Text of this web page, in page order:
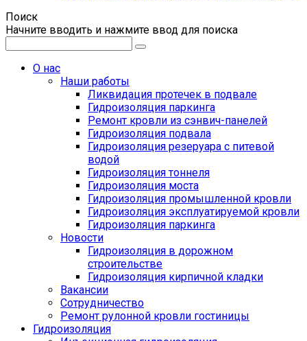
Поиск
Начните вводить и нажмите ввод для поиска
О нас
Наши работы
Ликвидация протечек в подвале
Гидроизоляция паркинга
Ремонт кровли из сэнвич-панелей
Гидроизоляция подвала
Гидроизоляция резеруара с питевой
водой
Гидроизоляция тоннеля
Гидроизоляция моста
Гидроизоляция промышленной кровли
Гидроизоляция эксплуатируемой кровли
Гидроизоляция паркинга
Новости
Гидроизоляция в дорожном
строительстве
Гидроизоляция кирпичной кладки
Вакансии
Сотрудничество
Ремонт рулонной кровли гостиницы
Гидроизоляция